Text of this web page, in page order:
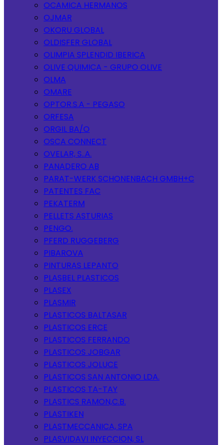
OCAMICA HERMANOS
OJMAR
OKORU GLOBAL
OLDISFER GLOBAL
OLIMPIA SPLENDID IBERICA
OLIVE QUIMICA - GRUPO OLIVE
OLMA
OMARE
OPTOR.S.A - PEGASO
ORFESA
ORGIL BA/O
OSCA CONNECT
OVELAR, S..A.
PANADERO AB
PARAT-WERK SCHONENBACH GMBH+C
PATENTES FAC
PEKATERM
PELLETS ASTURIAS
PENGO.
PFERD RUGGEBERG
PIBAROVA
PINTURAS LEPANTO
PLASBEL PLASTICOS
PLASEX
PLASMIR
PLASTICOS BALTASAR
PLASTICOS ERCE
PLASTICOS FERRANDO
PLASTICOS JOBGAR
PLASTICOS JOLUCE
PLASTICOS SAN ANTONIO LDA.
PLASTICOS TA-TAY
PLASTICS RAMON,C.B.
PLASTIKEN
PLASTMECCANICA, SPA
PLASVIDAVI INYECCION, SL